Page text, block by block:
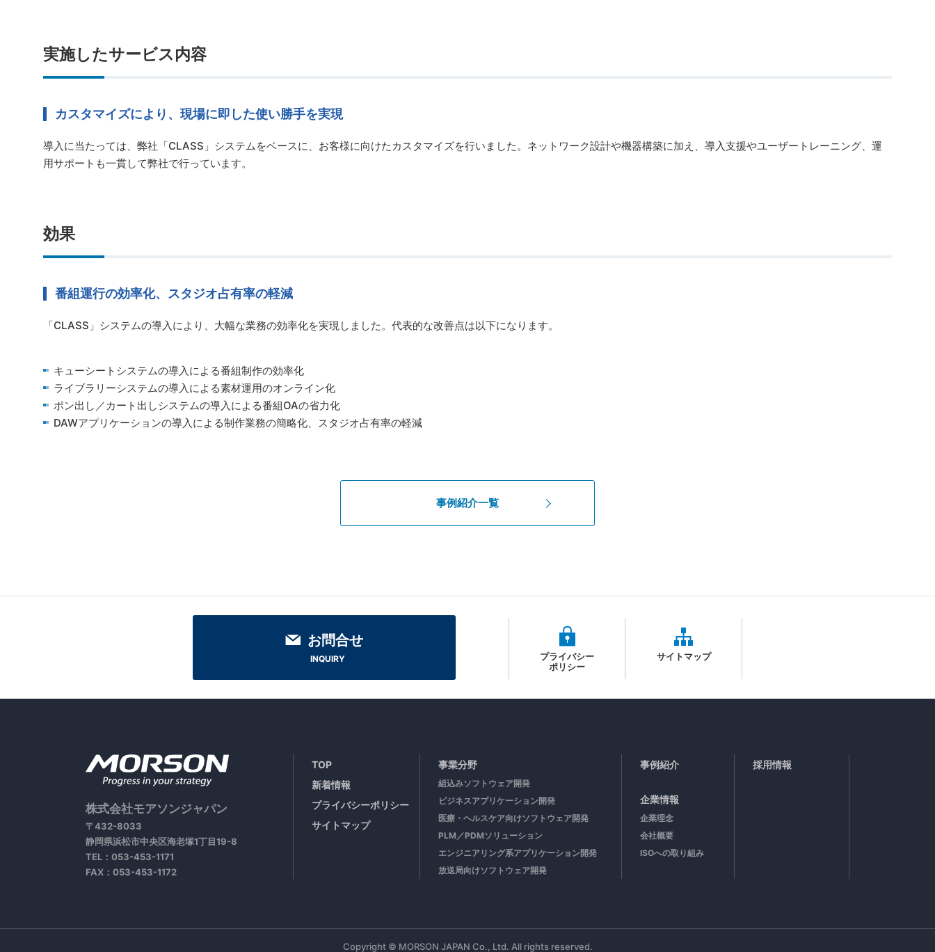
実施したサービス内容
カスタマイズにより、現場に即した使い勝手を実現
導入に当たっては、弊社「CLASS」システムをベースに、お客様に向けたカスタマイズを行いました。ネットワーク設計や機器構築に加え、導入支援やユーザートレーニング、運
用サポートも一貫して弊社で行っています。
効果
番組運行の効率化、スタジオ占有率の軽減
「CLASS」システムの導入により、大幅な業務の効率化を実現しました。代表的な改善点は以下になります。
キューシートシステムの導入による番組制作の効率化
ライブラリーシステムの導入による素材運用のオンライン化
ポン出し／カート出しシステムの導入による番組OAの省力化
DAWアプリケーションの導入による制作業務の簡略化、スタジオ占有率の軽減
事例紹介一覧
お問合せ
INQUIRY
プライバシー
ポリシー
サイトマップ
株式会社モアソンジャパン
〒432-8033
静岡県浜松市中央区海老塚1丁目19-8
TEL：053-453-1171
FAX：053-453-1172
TOP
新着情報
プライバシーポリシー
サイトマップ
事業分野
組込みソフトウェア開発
ビジネスアプリケーション開発
医療・ヘルスケア向けソフトウェア開発
PLM／PDMソリューション
エンジニアリング系アプリケーション開発
放送局向けソフトウェア開発
事例紹介
企業情報
企業理念
会社概要
ISOへの取り組み
採用情報
Copyright © MORSON JAPAN Co., Ltd. All rights reserved.